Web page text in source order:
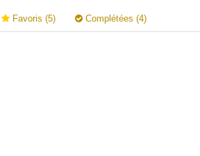
Favoris (5) Complétées (4)